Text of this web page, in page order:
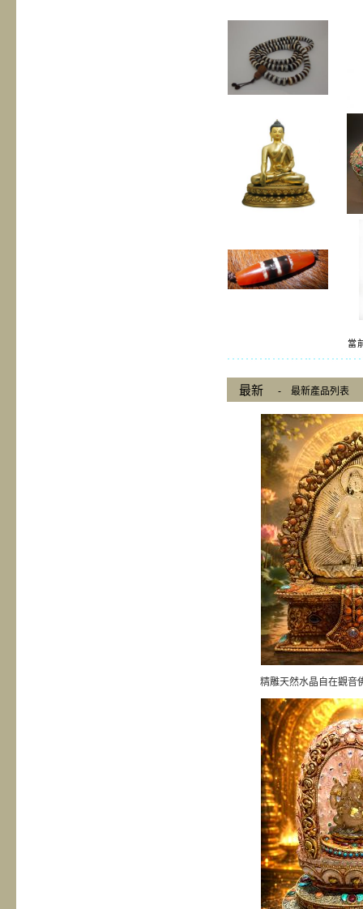
當
最新 - 最新產品列表
精雕天然水晶自在觀音